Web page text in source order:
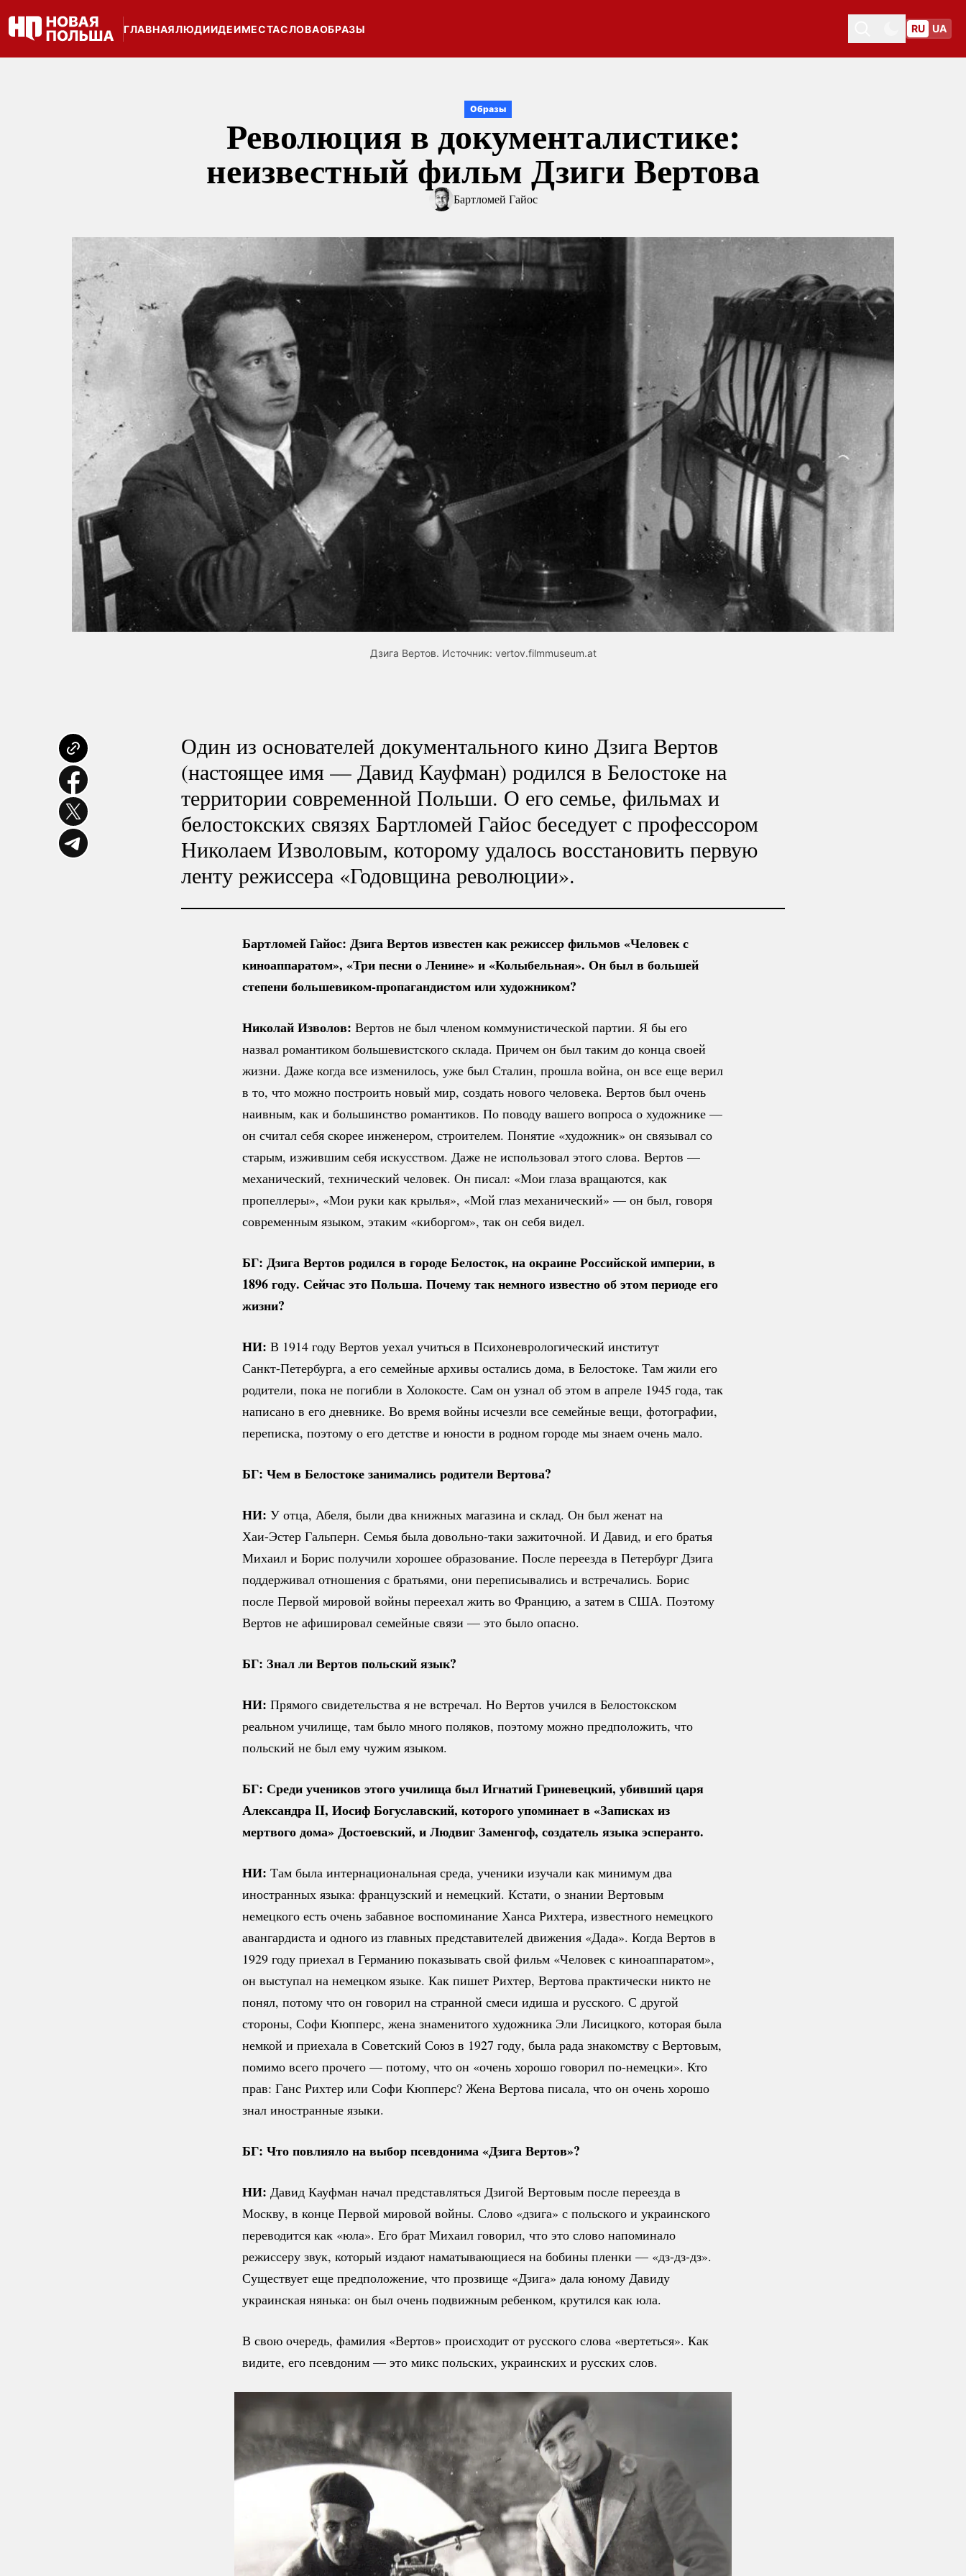
ГЛАВНАЯЛЮДИИДЕИМЕСТАСЛОВАОБРАЗЫ
Toggle themeToggle theme
RU UA
Образы
Революция в документалистике:
неизвестный фильм Дзиги Вертова
Бартломей Гайос
Дзига Вертов. Источник: vertov.filmmuseum.at
Один из основателей документального кино Дзига Вертов
(настоящее имя — Давид Кауфман) родился в Белостоке на
территории современной Польши. О его семье, фильмах и
белостокских связях Бартломей Гайос беседует с профессором
Николаем Изволовым, которому удалось восстановить первую
ленту режиссера «Годовщина революции».
Бартломей Гайос: Дзига Вертов известен как режиссер фильмов «Человек с
киноаппаратом», «Три песни о Ленине» и «Колыбельная». Он был в большей
степенибольшевиком-пропагандистомили художником?
Николай Изволов: Вертов не был членом коммунистической партии. Я бы его
назвал романтиком большевистского склада. Причем он был таким до конца своей
жизни. Даже когда все изменилось, уже был Сталин, прошла война, он все еще верил
в то, что можно построить новый мир, создать нового человека. Вертов был очень
наивным, как и большинство романтиков. По поводу вашего вопроса о художнике —
он считал себя скорее инженером, строителем. Понятие «художник» он связывал со
старым, изжившим себя искусством. Даже не использовал этого слова. Вертов —
механический, технический человек. Он писал: «Мои глаза вращаются, как
пропеллеры», «Мои руки как крылья», «Мой глаз механический» — он был, говоря
современным языком, этаким «киборгом», так он себя видел.
БГ: Дзига Вертов родился в городе Белосток, на окраине Российской империи, в
1896 году. Сейчас это Польша. Почему так немного известно об этом периоде его
жизни?
НИ: В 1914 году Вертов уехал учиться в Психоневрологический институт
Санкт-Петербурга, а его семейные архивы остались дома, в Белостоке. Там жили его
родители, пока не погибли в Холокосте. Сам он узнал об этом в апреле 1945 года, так
написано в его дневнике. Во время войны исчезли все семейные вещи, фотографии,
переписка, поэтому о его детстве и юности в родном городе мы знаем очень мало.
БГ: Чем в Белостоке занимались родители Вертова?
НИ: У отца, Абеля, были два книжных магазина и склад. Он был женат на
Хаи-Эстер Гальперн. Семья была довольно-таки зажиточной. И Давид, и его братья
Михаил и Борис получили хорошее образование. После переезда в Петербург Дзига
поддерживал отношения с братьями, они переписывались и встречались. Борис
после Первой мировой войны переехал жить во Францию, а затем в США. Поэтому
Вертов не афишировал семейные связи — это было опасно.
БГ: Знал ли Вертов польский язык?
НИ: Прямого свидетельства я не встречал. Но Вертов учился в Белостокском
реальном училище, там было много поляков, поэтому можно предположить, что
польский не был ему чужим языком.
БГ: Среди учеников этого училища был Игнатий Гриневецкий, убивший царя
Александра II, Иосиф Богуславский, которого упоминает в «Записках из
мертвого дома» Достоевский, и Людвиг Заменгоф, создатель языка эсперанто.
НИ: Там была интернациональная среда, ученики изучали как минимум два
иностранных языка: французский и немецкий. Кстати, о знании Вертовым
немецкого есть очень забавное воспоминание Ханса Рихтера, известного немецкого
авангардиста и одного из главных представителей движения «Дада». Когда Вертов в
1929 году приехал в Германию показывать свой фильм «Человек с киноаппаратом»,
он выступал на немецком языке. Как пишет Рихтер, Вертова практически никто не
понял, потому что он говорил на странной смеси идиша и русского. С другой
стороны, Софи Кюпперс, жена знаменитого художника Эли Лисицкого, которая была
немкой и приехала в Советский Союз в 1927 году, была рада знакомству с Вертовым,
помимо всего прочего — потому, что он «очень хорошо говорил по-немецки». Кто
прав: Ганс Рихтер или Софи Кюпперс? Жена Вертова писала, что он очень хорошо
знал иностранные языки.
БГ: Что повлияло на выбор псевдонима «Дзига Вертов»?
НИ: Давид Кауфман начал представляться Дзигой Вертовым после переезда в
Москву, в конце Первой мировой войны. Слово «дзига» с польского и украинского
переводится как «юла». Его брат Михаил говорил, что это слово напоминало
режиссеру звук, который издают наматывающиеся на бобины пленки — «дз-дз-дз».
Существует еще предположение, что прозвище «Дзига» дала юному Давиду
украинская нянька: он был очень подвижным ребенком, крутился как юла.
В свою очередь, фамилия «Вертов» происходит от русского слова «вертеться». Как
видите, его псевдоним — это микс польских, украинских и русских слов.